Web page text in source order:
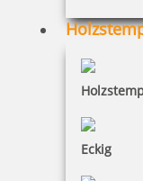
Eckig
Colop